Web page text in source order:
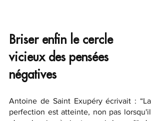
Briser enfin le cercle
vicieux des pensées
négatives
Antoine de Saint Exupéry écrivait : “La
perfection est atteinte, non pas lorsqu'il